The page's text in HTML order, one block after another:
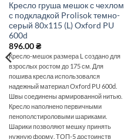
Кресло груша мешок с чехлом
с подкладкой Prolisok темно-
серый 80х115 (L) Oxford PU
600d
896.00₴
Кресло-мешок размера L создано для
взрослых ростом до 175 см. Для
пошива кресла использовался
надежный материал Oxford PU 600d.
Швы соединены армированной нитью.
Кресло наполнено первичными
пенополстироловыми шариками.
Шарики позволяют мешку принять
нужную форму. ТОП-5 достоинств